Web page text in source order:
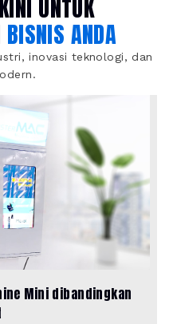
UNTUK
BISNIS ANDA
inovasi teknologi, dan
Mini dibandingkan